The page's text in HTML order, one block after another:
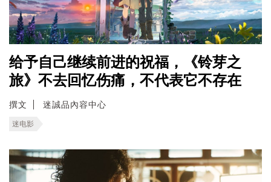
给予自己继续前进的祝福，《铃芽之
旅》不去回忆伤痛，不代表它不存在
撰文 迷誠品內容中心
迷电影